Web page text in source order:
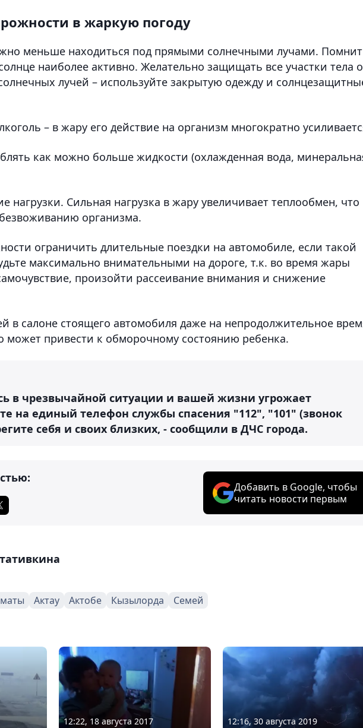
в жаркую погоду
меньше находиться под прямыми солнечными лучами.
наиболее активно. Желательно защищать все участки тела
лучей – используйте закрытую одежду и
– в жару его действие на организм многократно
как можно больше жидкости (охлажденная вода,
нагрузки. Сильная нагрузка в жару увеличивает теплообмен, что
организма.
ограничить длительные поездки на автомобиле, если такой
максимально внимательными на дороге, т.к. во время жары
произойти рассеивание внимания и снижение
в салоне стоящего автомобиля даже на непродолжительное
может привести к обморочному состоянию ребенка.
в чрезвычайной ситуации и вашей жизни угрожает
на единый телефон службы спасения "112", "101" (звонок
себя и своих близких, - сообщили в ДЧС города.
Добавить в Google, чтобы
читать новости первым
Актау Актобе Кызылорда Семей
12:22, 18 августа 2017 12:16, 30 августа 2019